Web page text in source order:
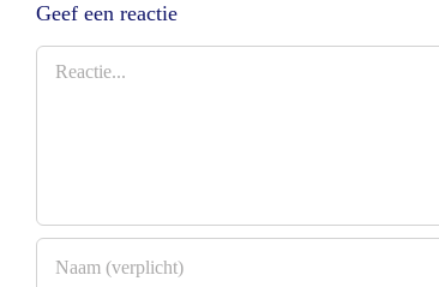
Geef een reactie
Reactie